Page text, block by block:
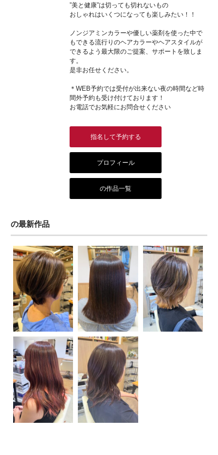
”美と健康”は切っても切れないもの
おしゃれはいくつになっても楽しみたい！！
ノンジアミンカラーや優しい薬剤を使った中で
もできる流行りのヘアカラーやヘアスタイルが
できるよう最大限のご提案、サポートを致しま
す。
是非お任せください。
＊WEB予約では受付が出来ない夜の時間など時
間外予約も受け付けております！
お電話でお気軽にお問合せください
指名して予約する
プロフィール
の作品一覧
の最新作品